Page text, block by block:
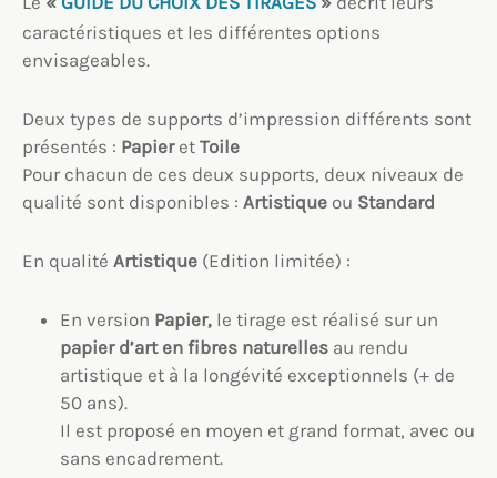
caractéristiques et les différentes options
envisageables.
Deux types de supports d’impression différents sont
présentés : Papieret Toile
Pour chacun de ces deux supports, deux niveaux de
qualité sont disponibles : Artistique ou Standard
En qualité Artistique (Edition limitée) :
En version Papier, le tirage est réalisé sur un
papier d’art en fibres naturelles au rendu
artistique et à la longévité exceptionnels (+ de
50 ans).
Il est proposé en moyen et grand format, avec ou
sans encadrement.